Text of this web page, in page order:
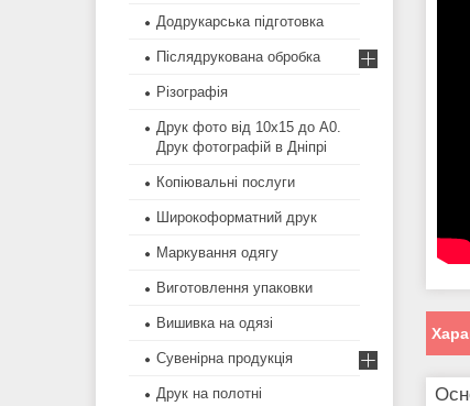
Додрукарська підготовка
Післядрукована обробка
Різографія
Друк фото від 10х15 до А0.
Друк фотографій в Дніпрі
Копіювальні послуги
Широкоформатний друк
Маркування одягу
Виготовлення упаковки
Вишивка на одязі
Сувенірна продукція
Друк на полотні